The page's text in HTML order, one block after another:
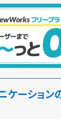
ケーション